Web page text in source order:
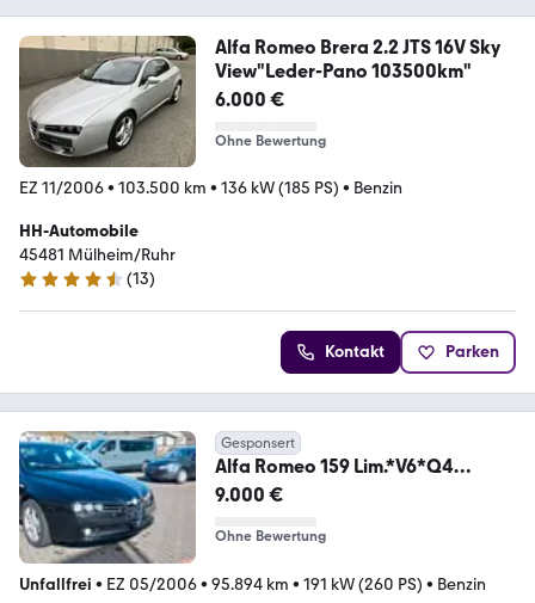
Alfa Romeo Brera 2.2 JTS 16V Sky
View"Leder-Pano 103500km"
6.000 €
Ohne Bewertung
EZ 11/2006• 103.500 km • 136 kW (185 PS) • Benzin
HH-Automobile
45481 Mülheim/Ruhr
4.3 Sterne
(13)
Kontakt Parken
Gesponsert
Alfa Romeo 159 Lim.*V6*Q4
Allrad*wenig KM*Leder
9.000 €
Ohne Bewertung
Unfallfrei • EZ 05/2006• 95.894 km • 191 kW (260 PS) • Benzin